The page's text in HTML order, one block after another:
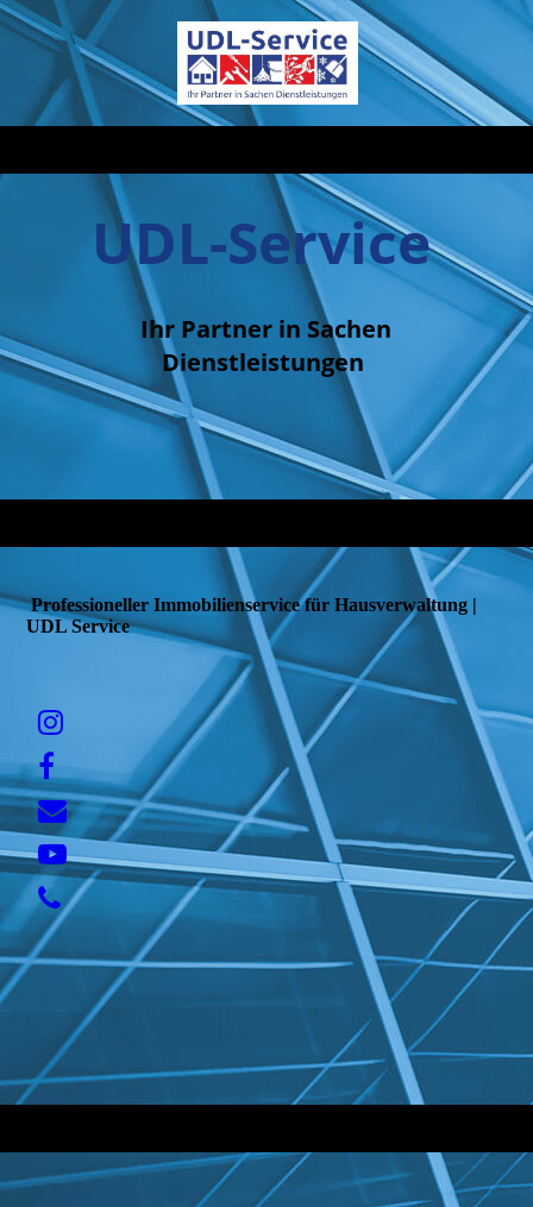
UDL-Service
Ihr Partner in Sachen
Dienstleistungen
Professioneller Immobilienservice für Hausverwaltung |
UDL Service